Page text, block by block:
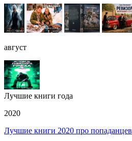
август
Лучшие книги года
2020
Лучшие книги 2020 про попаданцев